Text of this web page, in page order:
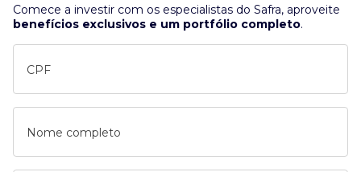
Comece a investir com os especialistas do Safra, aproveite
benefícios exclusivos e um portfólio completo.
CPF
Nome completo